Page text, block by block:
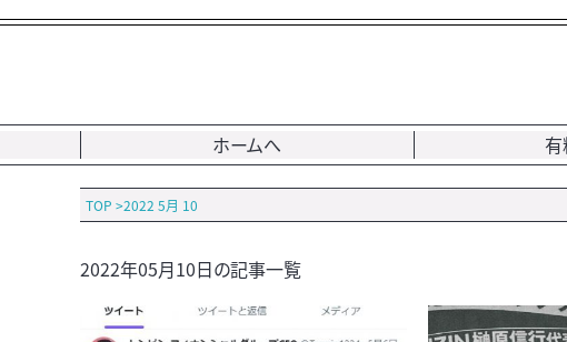
ホームへ
TOP >2022 5月 10
2022年05月10日の記事一覧